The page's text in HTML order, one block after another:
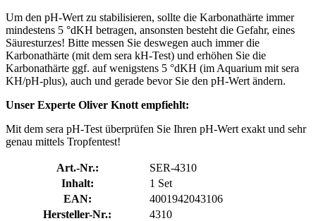
Um den pH-Wert zu stabilisieren, sollte die Karbonathärte immer
mindestens 5 °dKH betragen, ansonsten besteht die Gefahr, eines
Säuresturzes! Bitte messen Sie deswegen auch immer die
Karbonathärte (mit dem sera kH-Test) und erhöhen Sie die
Karbonathärte ggf. auf wenigstens 5 °dKH (im Aquarium mit sera
KH/pH-plus), auch und gerade bevor Sie den pH-Wert ändern.
Unser Experte Oliver Knott empfiehlt:
Mit dem sera pH-Test überprüfen Sie Ihren pH-Wert exakt und sehr
genau mittels Tropfentest!
Art.-Nr.:
SER-4310
Inhalt:
1 Set
EAN:
4001942043106
Hersteller-Nr.:
4310